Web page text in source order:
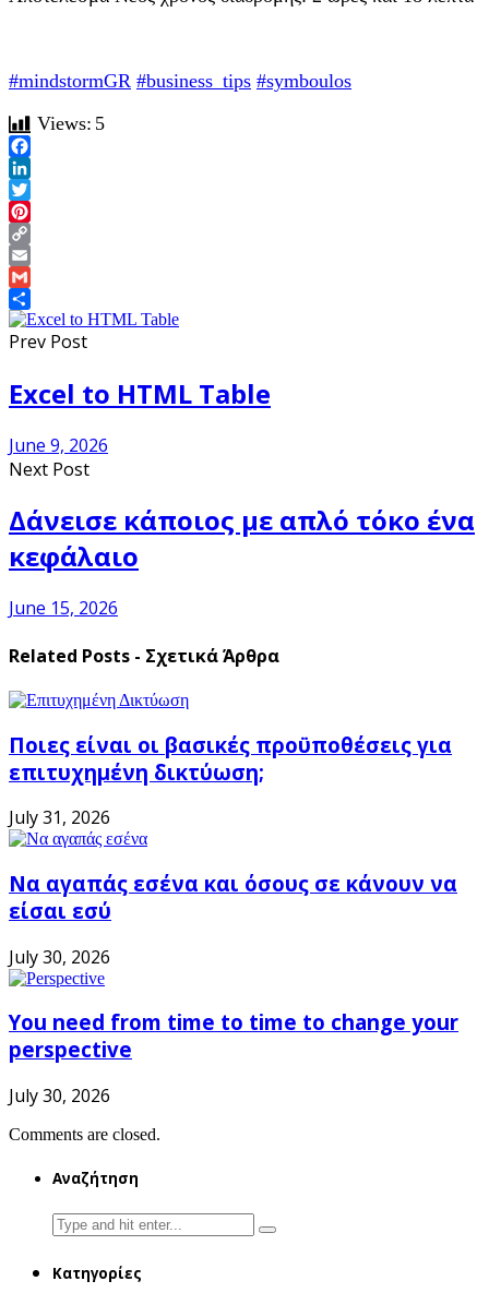
#mindstormGR #business_tips #symboulos
Views: 5
Facebook
LinkedIn
Twitter
Pinterest
Copy
Link
Email
Gmail
Share
Prev Post
Excel to HTML Table
June 9, 2026
Next Post
Δάνεισε κάποιος με απλό τόκο ένα
κεφάλαιο
June 15, 2026
Related Posts - Σχετικά Άρθρα
Ποιες είναι οι βασικές προϋποθέσεις για
επιτυχημένη δικτύωση;
July 31, 2026
Να αγαπάς εσένα και όσους σε κάνουν να
είσαι εσύ
July 30, 2026
You need from time to time to change your
perspective
July 30, 2026
Comments are closed.
Αναζήτηση
Search
for:
Κατηγορίες